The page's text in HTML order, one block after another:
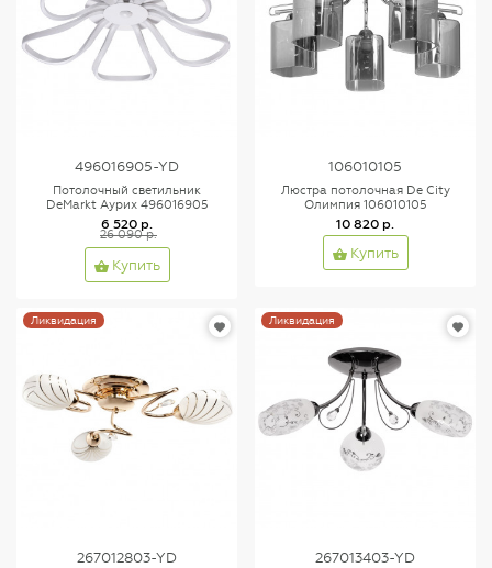
496016905-YD
Потолочный светильник
DeMarkt Аурих 496016905
6 520 р.
26 090 р.
Купить
106010105
Люстра потолочная De City
Олимпия 106010105
10 820 р.
Купить
Ликвидация
267012803-YD
Ликвидация
267013403-YD